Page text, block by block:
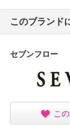
このブランド
セブンフロー
こ